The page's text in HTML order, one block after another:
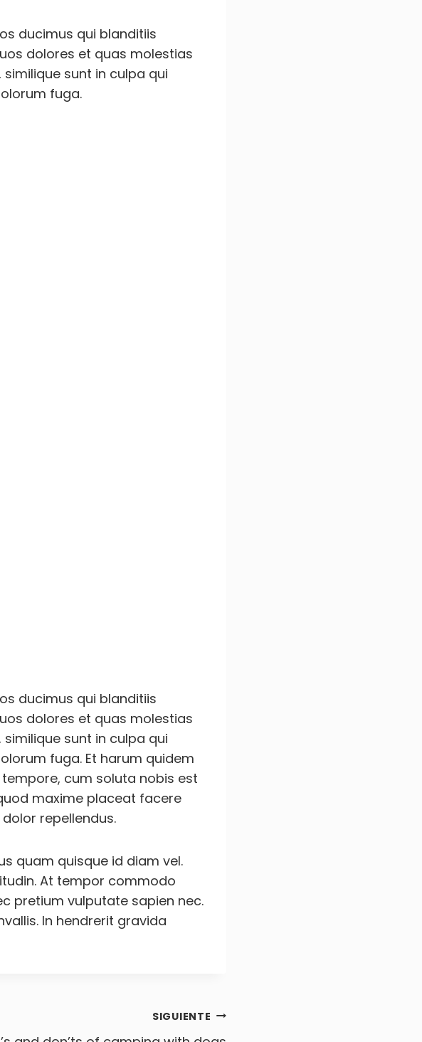
ducimus qui blanditiis
dolores et quas molestias
sunt in culpa qui
fuga.
ducimus qui blanditiis
dolores et quas molestias
sunt in culpa qui
fuga. Et harum quidem
cum soluta nobis est
maxime placeat facere
repellendus.
quam quisque id diam vel.
At tempor commodo
pretium vulputate sapien nec.
In hendrerit gravida
SIGUIENTE